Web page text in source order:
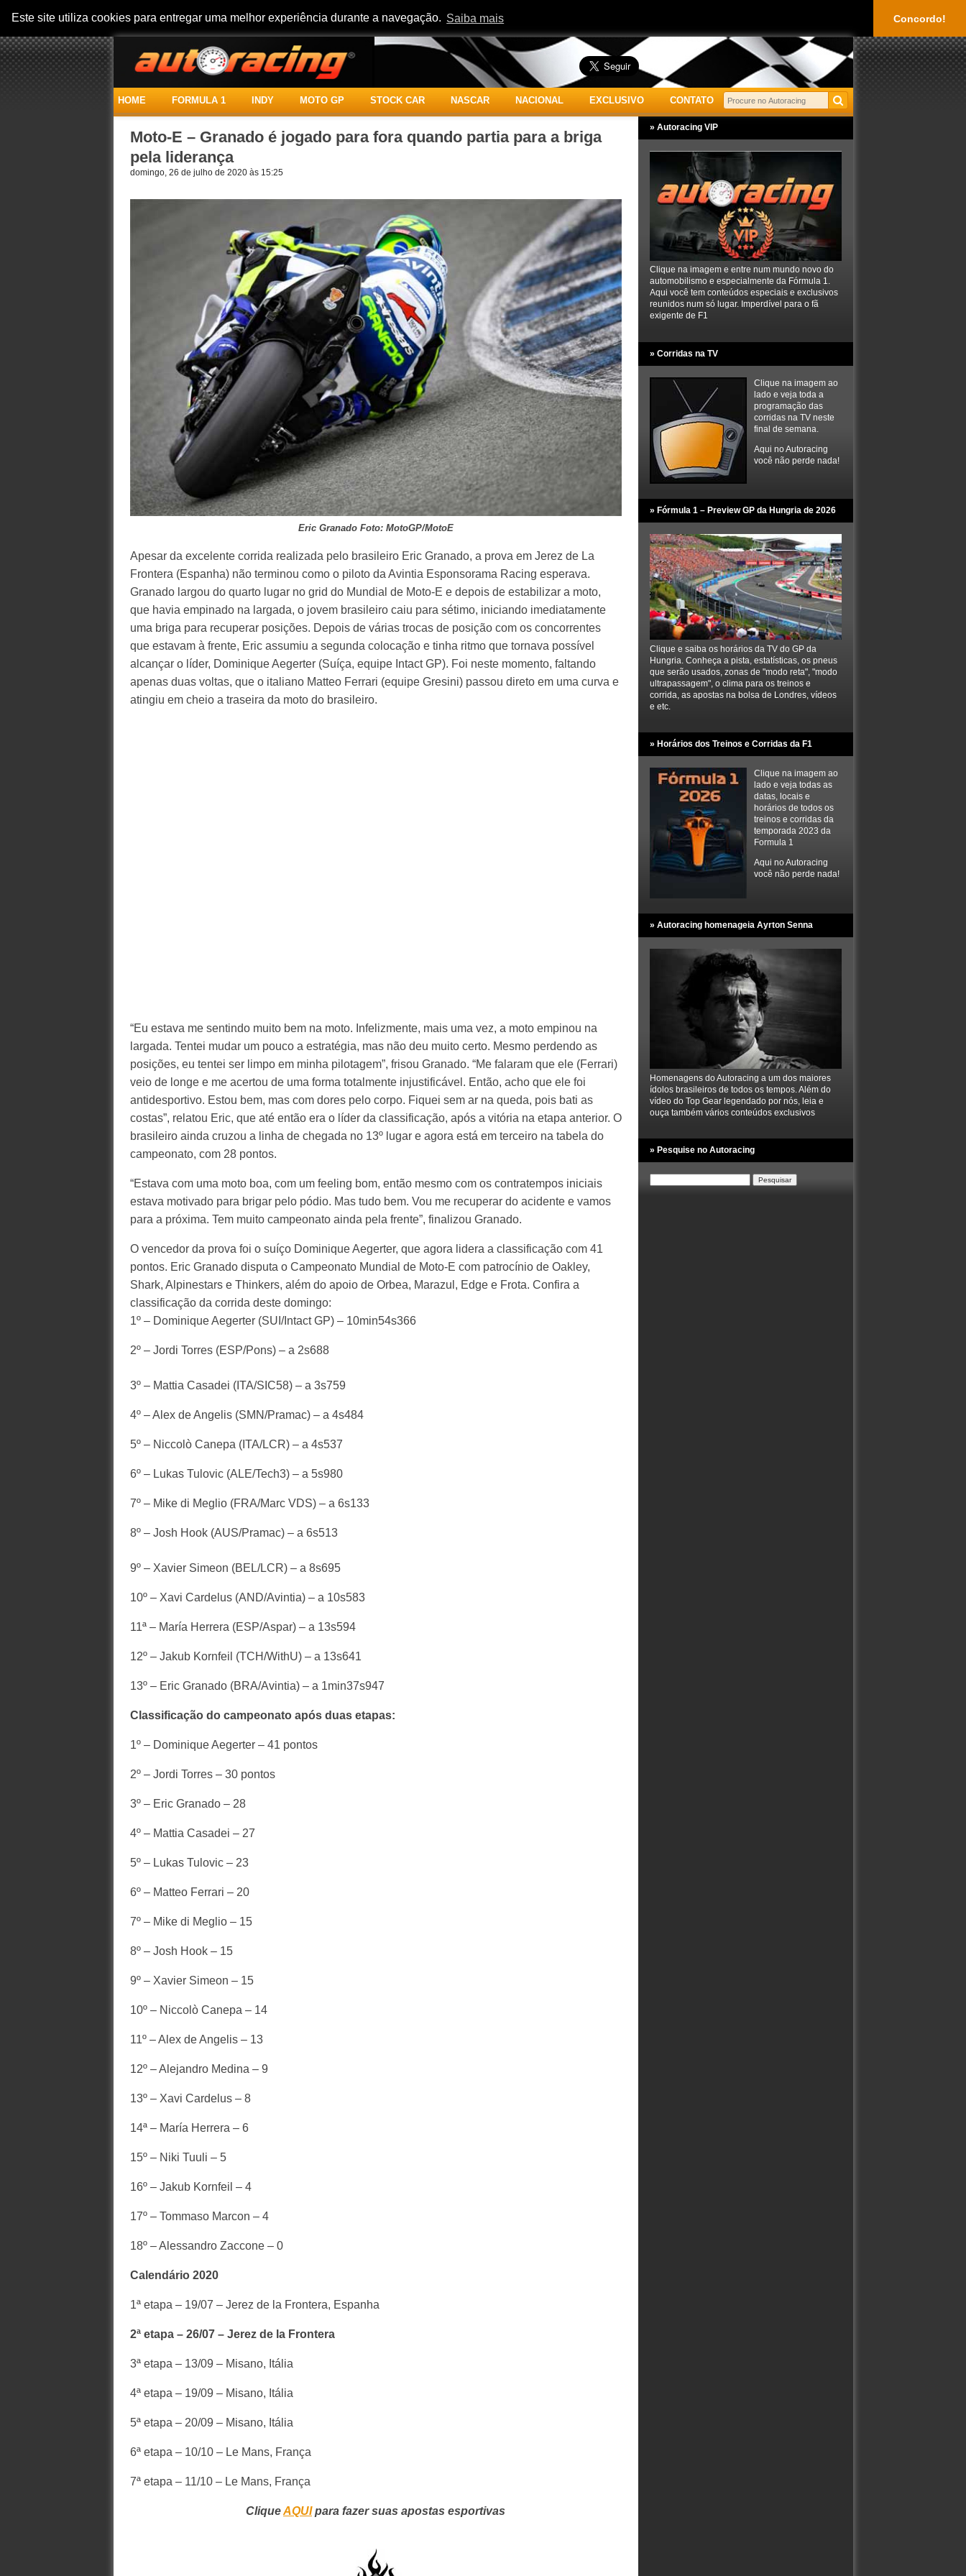
Este site utiliza cookies para entregar uma melhor experiência durante a navegação. Saiba mais Concordo!
HOME FORMULA 1 INDY MOTO GP STOCK CAR NASCAR NACIONAL EXCLUSIVO CONTATO
Moto-E – Granado é jogado para fora quando partia para a briga
pela liderança
domingo, 26 de julho de 2020 às 15:25
Eric Granado Foto: MotoGP/MotoE
Apesar da excelente corrida realizada pelo brasileiro Eric Granado, a prova em Jerez de La
Frontera (Espanha) não terminou como o piloto da Avintia Esponsorama Racing esperava.
Granado largou do quarto lugar no grid do Mundial de Moto-E e depois de estabilizar a moto,
que havia empinado na largada, o jovem brasileiro caiu para sétimo, iniciando imediatamente
uma briga para recuperar posições. Depois de várias trocas de posição com os concorrentes
que estavam à frente, Eric assumiu a segunda colocação e tinha ritmo que tornava possível
alcançar o líder, Dominique Aegerter (Suíça, equipe Intact GP). Foi neste momento, faltando
apenas duas voltas, que o italiano Matteo Ferrari (equipe Gresini) passou direto em uma curva e
atingiu em cheio a traseira da moto do brasileiro.
“Eu estava me sentindo muito bem na moto. Infelizmente, mais uma vez, a moto empinou na
largada. Tentei mudar um pouco a estratégia, mas não deu muito certo. Mesmo perdendo as
posições, eu tentei ser limpo em minha pilotagem”, frisou Granado. “Me falaram que ele (Ferrari)
veio de longe e me acertou de uma forma totalmente injustificável. Então, acho que ele foi
antidesportivo. Estou bem, mas com dores pelo corpo. Fiquei sem ar na queda, pois bati as
costas”, relatou Eric, que até então era o líder da classificação, após a vitória na etapa anterior. O
brasileiro ainda cruzou a linha de chegada no 13º lugar e agora está em terceiro na tabela do
campeonato, com 28 pontos.
“Estava com uma moto boa, com um feeling bom, então mesmo com os contratempos iniciais
estava motivado para brigar pelo pódio. Mas tudo bem. Vou me recuperar do acidente e vamos
para a próxima. Tem muito campeonato ainda pela frente”, finalizou Granado.
O vencedor da prova foi o suíço Dominique Aegerter, que agora lidera a classificação com 41
pontos. Eric Granado disputa o Campeonato Mundial de Moto-E com patrocínio de Oakley,
Shark, Alpinestars e Thinkers, além do apoio de Orbea, Marazul, Edge e Frota. Confira a
classificação da corrida deste domingo:
1º – Dominique Aegerter (SUI/Intact GP) – 10min54s366
2º – Jordi Torres (ESP/Pons) – a 2s688
3º – Mattia Casadei (ITA/SIC58) – a 3s759
4º – Alex de Angelis (SMN/Pramac) – a 4s484
5º – Niccolò Canepa (ITA/LCR) – a 4s537
6º – Lukas Tulovic (ALE/Tech3) – a 5s980
7º – Mike di Meglio (FRA/Marc VDS) – a 6s133
8º – Josh Hook (AUS/Pramac) – a 6s513
9º – Xavier Simeon (BEL/LCR) – a 8s695
10º – Xavi Cardelus (AND/Avintia) – a 10s583
11ª – María Herrera (ESP/Aspar) – a 13s594
12º – Jakub Kornfeil (TCH/WithU) – a 13s641
13º – Eric Granado (BRA/Avintia) – a 1min37s947
Classificação do campeonato após duas etapas:
1º – Dominique Aegerter – 41 pontos
2º – Jordi Torres – 30 pontos
3º – Eric Granado – 28
4º – Mattia Casadei – 27
5º – Lukas Tulovic – 23
6º – Matteo Ferrari – 20
7º – Mike di Meglio – 15
8º – Josh Hook – 15
9º – Xavier Simeon – 15
10º – Niccolò Canepa – 14
11º – Alex de Angelis – 13
12º – Alejandro Medina – 9
13º – Xavi Cardelus – 8
14ª – María Herrera – 6
15º – Niki Tuuli – 5
16º – Jakub Kornfeil – 4
17º – Tommaso Marcon – 4
18º – Alessandro Zaccone – 0
Calendário 2020
1ª etapa – 19/07 – Jerez de la Frontera, Espanha
2ª etapa – 26/07 – Jerez de la Frontera
3ª etapa – 13/09 – Misano, Itália
4ª etapa – 19/09 – Misano, Itália
5ª etapa – 20/09 – Misano, Itália
6ª etapa – 10/10 – Le Mans, França
7ª etapa – 11/10 – Le Mans, França
CliqueAQUIpara fazer suas apostas esportivas
» Autoracing VIP
Clique na imagem e entre num mundo novo do
automobilismo e especialmente da Fórmula 1.
Aqui você tem conteúdos especiais e exclusivos
reunidos num só lugar. Imperdível para o fã
exigente de F1
» Corridas na TV
Clique na imagem ao
lado e veja toda a
programação das
corridas na TV neste
final de semana.
Aqui no Autoracing
você não perde nada!
» Fórmula 1 – Preview GP da Hungria de 2026
Clique e saiba os horários da TV do GP da
Hungria. Conheça a pista, estatísticas, os pneus
que serão usados, zonas de "modo reta", "modo
ultrapassagem", o clima para os treinos e
corrida, as apostas na bolsa de Londres, vídeos
e etc.
» Horários dos Treinos e Corridas da F1
Clique na imagem ao
lado e veja todas as
datas, locais e
horários de todos os
treinos e corridas da
temporada 2023 da
Formula 1
Aqui no Autoracing
você não perde nada!
» Autoracing homenageia Ayrton Senna
Homenagens do Autoracing a um dos maiores
ídolos brasileiros de todos os tempos. Além do
vídeo do Top Gear legendado por nós, leia e
ouça também vários conteúdos exclusivos
» Pesquise no Autoracing
por: